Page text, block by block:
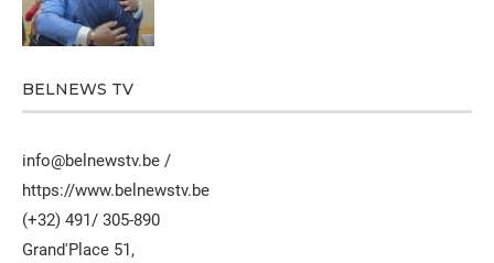
BELNEWS TV
info@belnewstv.be /
https://www.belnewstv.be
(+32) 491/ 305-890
Grand'Place 51,